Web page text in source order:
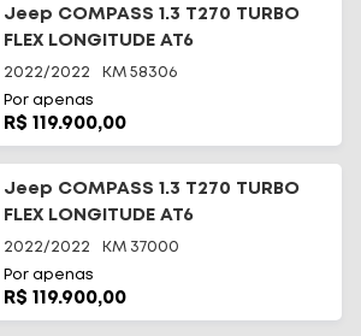
Jeep COMPASS 1.3 T270 TURBO
FLEX LONGITUDE AT6
2022/2022 KM 58306
Por apenas
R$ 119.900,00
Jeep COMPASS 1.3 T270 TURBO
FLEX LONGITUDE AT6
2022/2022 KM 37000
Por apenas
R$ 119.900,00